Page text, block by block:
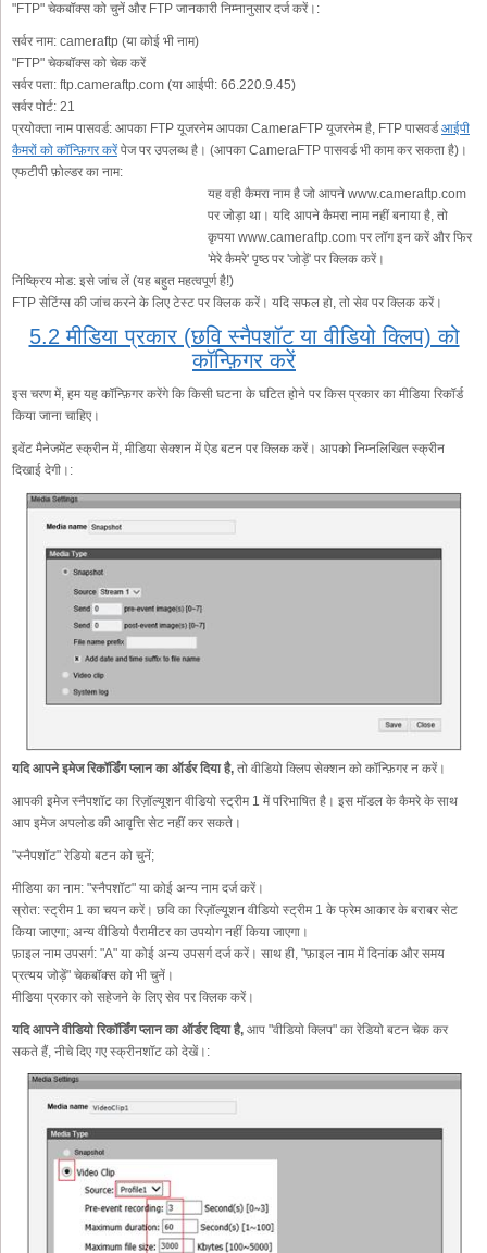
"FTP" चेकबॉक्स को चुनें और FTP जानकारी निम्नानुसार दर्ज करें।:
सर्वर नाम: cameraftp (या कोई भी नाम)
"FTP" चेकबॉक्स को चेक करें
सर्वर पता: ftp.cameraftp.com (या आईपी: 66.220.9.45)
सर्वर पोर्ट: 21
प्रयोक्ता नाम पासवर्ड: आपका FTP यूजरनेम आपका CameraFTP यूजरनेम है, FTP पासवर्डआईपी
कैमरों को कॉन्फ़िगर करेंपेज पर उपलब्ध है। (आपका CameraFTP पासवर्ड भी काम कर सकता है)।
एफटीपी फ़ोल्डर का नाम:
यह वही कैमरा नाम है जो आपने www.cameraftp.com
पर जोड़ा था। यदि आपने कैमरा नाम नहीं बनाया है, तो
कृपया www.cameraftp.com पर लॉग इन करें और फिर
'मेरे कैमरे' पृष्ठ पर 'जोड़ें' पर क्लिक करें।
निष्क्रिय मोड: इसे जांच लें (यह बहुत महत्वपूर्ण है!)
FTP सेटिंग्स की जांच करने के लिए टेस्ट पर क्लिक करें। यदि सफल हो, तो सेव पर क्लिक करें।
5.2 मीडिया प्रकार (छवि स्नैपशॉट या वीडियो क्लिप) को
कॉन्फ़िगर करें
इस चरण में, हम यह कॉन्फ़िगर करेंगे कि किसी घटना के घटित होने पर किस प्रकार का मीडिया रिकॉर्ड
किया जाना चाहिए।
इवेंट मैनेजमेंट स्क्रीन में, मीडिया सेक्शन में ऐड बटन पर क्लिक करें। आपको निम्नलिखित स्क्रीन
दिखाई देगी।:
यदि आपने इमेज रिकॉर्डिंग प्लान का ऑर्डर दिया है, तो वीडियो क्लिप सेक्शन को कॉन्फ़िगर न करें।
आपकी इमेज स्नैपशॉट का रिज़ॉल्यूशन वीडियो स्ट्रीम 1 में परिभाषित है। इस मॉडल के कैमरे के साथ
आप इमेज अपलोड की आवृत्ति सेट नहीं कर सकते।
"स्नैपशॉट" रेडियो बटन को चुनें;
मीडिया का नाम: "स्नैपशॉट" या कोई अन्य नाम दर्ज करें।
स्रोत: स्ट्रीम 1 का चयन करें। छवि का रिज़ॉल्यूशन वीडियो स्ट्रीम 1 के फ्रेम आकार के बराबर सेट
किया जाएगा; अन्य वीडियो पैरामीटर का उपयोग नहीं किया जाएगा।
फ़ाइल नाम उपसर्ग: "A" या कोई अन्य उपसर्ग दर्ज करें। साथ ही, "फ़ाइल नाम में दिनांक और समय
प्रत्यय जोड़ें" चेकबॉक्स को भी चुनें।
मीडिया प्रकार को सहेजने के लिए सेव पर क्लिक करें।
यदि आपने वीडियो रिकॉर्डिंग प्लान का ऑर्डर दिया है, आप "वीडियो क्लिप" का रेडियो बटन चेक कर
सकते हैं, नीचे दिए गए स्क्रीनशॉट को देखें।: